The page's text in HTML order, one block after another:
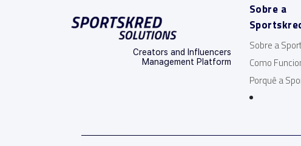
Creators and Influencers
Management Platform
Sobre a
Sobre a
Como
Porquê a